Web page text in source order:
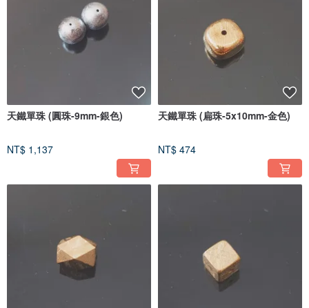
天鐵單珠 (圓珠-9mm-銀色)
NT$ 1,137
天鐵單珠 (扁珠-5x10mm-金色)
NT$ 474